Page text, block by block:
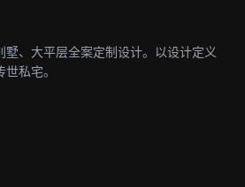
墅、大平层全案定制设计。以设计定义
私宅。